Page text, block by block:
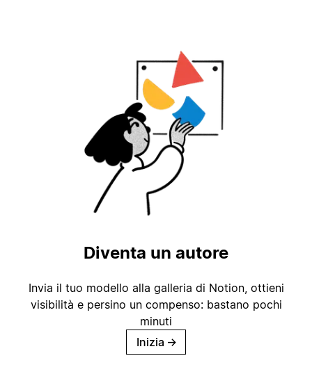
Diventa un autore
Invia il tuo modello alla galleria di Notion, ottieni
visibilità e persino un compenso: bastano pochi
minuti
Inizia →